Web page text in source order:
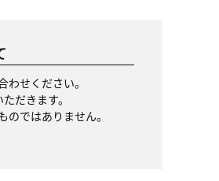
せください。
だきます。
ではありません。